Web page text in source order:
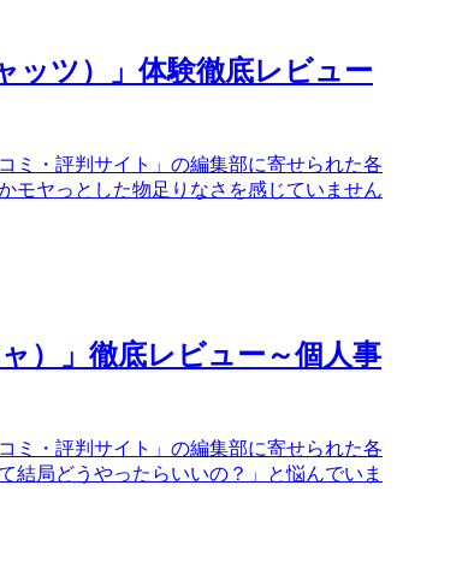
ッツ）」体験徹底レビュー
ミ・評判サイト」の編集部に寄せられた各
モヤっとした物足りなさを感じていません
）」徹底レビュー～個人事
ミ・評判サイト」の編集部に寄せられた各
結局どうやったらいいの？」と悩んでいま